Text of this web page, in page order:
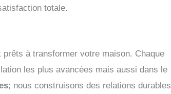
totale.
à transformer votre maison. Chaque
les plus avancées mais aussi dans le
; nous construisons des relations durables